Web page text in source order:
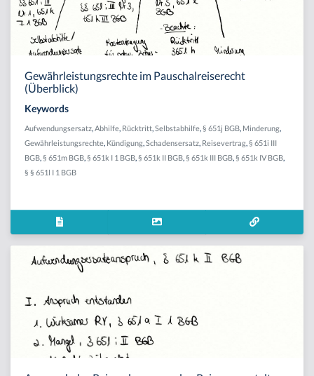
Gewährleistungsrechte im Pauschalreiserecht
(Überblick)
Keywords
Aufwendungsersatz Abhilfe Rücktritt Selbstabhilfe § 651j BGB Minderung
Gewährleistungsrechte Kündigung Schadensersatz Reisevertrag § 651i III
BGB § 651m BGB § 651k I 1 BGB § 651k II BGB § 651k III BGB § 651k IV BGB
§ § 651l I 1 BGB